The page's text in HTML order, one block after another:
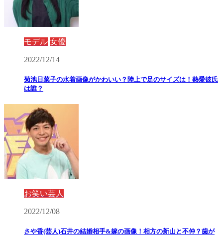
モデル 女優
2022/12/14
菊池日菜子の水着画像がかわいい？陸上で足のサイズは！熱愛彼氏
は誰？
お笑い芸人
2022/12/08
さや香(芸人)石井の結婚相手&嫁の画像！相方の新山と不仲？歯が